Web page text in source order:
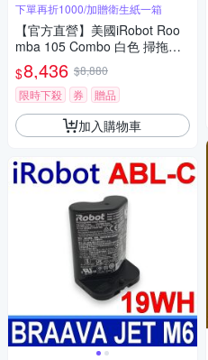
下單再折1000/加贈衛生紙一箱
【官方直營】美國iRobot Roo
mba 105 Combo 白色 掃拖機
器人 總代理保固1+1年
$8,436 $8,880
限時下殺
券 贈品
加入購物車